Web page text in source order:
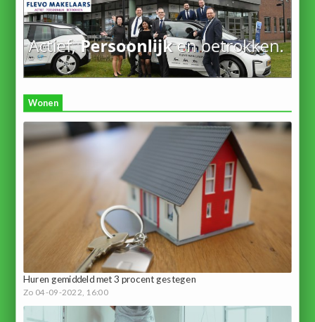
Wonen
Huren gemiddeld met 3 procent gestegen
Zo 04-09-2022, 16:00